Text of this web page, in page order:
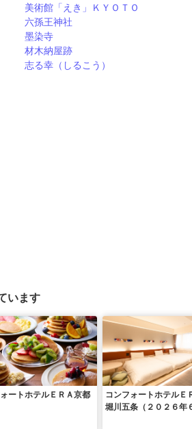
美術館「えき」ＫＹＯＴＯ
六孫王神社
墨染寺
材木納屋跡
志る幸（しるこう）
います
ートホテルＥＲＡ京都
コンフォートホテルＥ
堀川五条（２０２６年